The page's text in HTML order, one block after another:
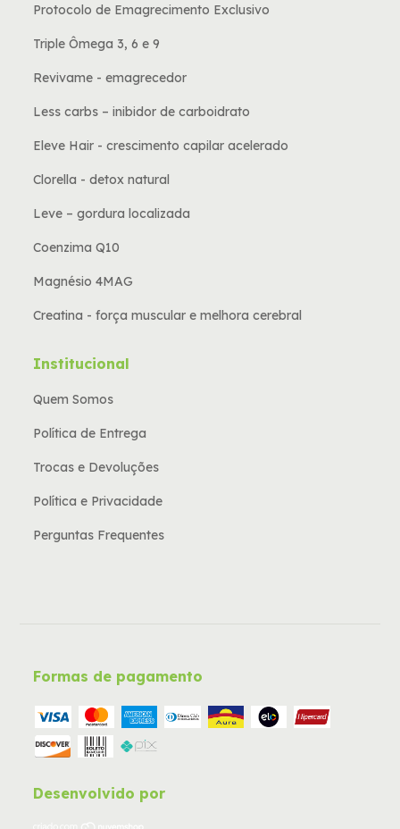
Protocolo de Emagrecimento Exclusivo
Triple Ômega 3, 6 e 9
Revivame - emagrecedor
Less carbs – inibidor de carboidrato
Eleve Hair - crescimento capilar acelerado
Clorella - detox natural
Leve – gordura localizada
Coenzima Q10
Magnésio 4MAG
Creatina - força muscular e melhora cerebral
Institucional
Quem Somos
Política de Entrega
Trocas e Devoluções
Política e Privacidade
Perguntas Frequentes
Formas de pagamento
Desenvolvido por